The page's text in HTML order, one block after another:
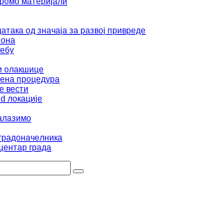
од значаја за развој привреде
олакшице
процедура
вести
локације
града